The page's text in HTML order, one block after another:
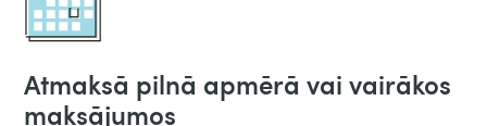
Atmaksā pilnā apmērā vai vairākos
maksājumos